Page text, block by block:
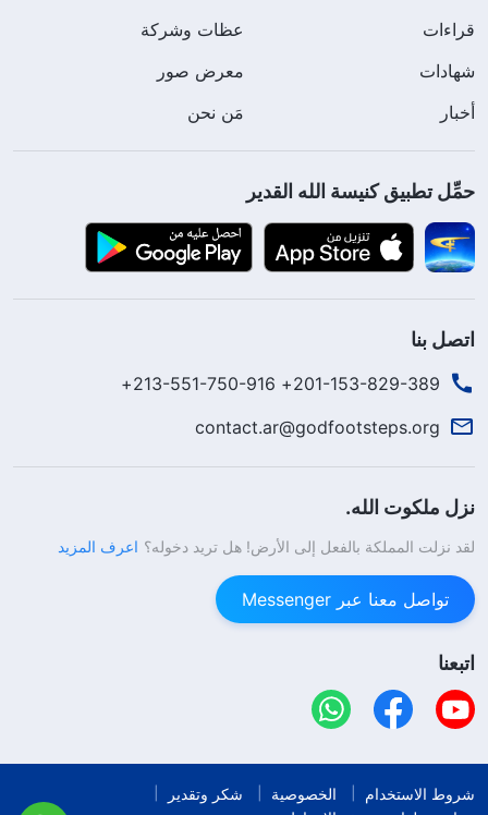
قراءات
عظات وشركة
شهادات
معرض صور
أخبار
مَن نحن
حمِّل تطبيق كنيسة الله القدير
اتصل بنا
201-153-829-389+ 213-551-750-916+
contact.ar@godfootsteps.org
نزل ملكوت الله.
لقد نزلت المملكة بالفعل إلى الأرض! هل تريد دخوله؟ اعرف المزيد
تواصل معنا عبر Messenger
اتبعنا
شروط الاستخدام الخصوصية
شكر وتقدير